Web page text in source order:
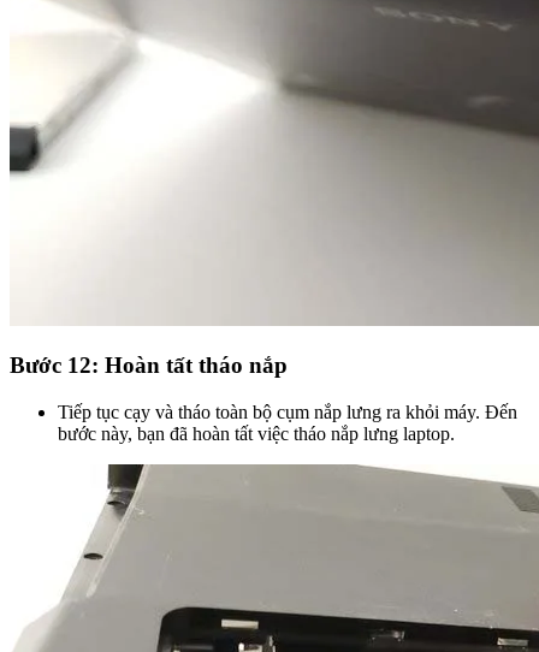
Bước 12: Hoàn tất tháo nắp
Tiếp tục cạy và tháo toàn bộ cụm nắp lưng ra khỏi máy. Đến
bước này, bạn đã hoàn tất việc tháo nắp lưng laptop.